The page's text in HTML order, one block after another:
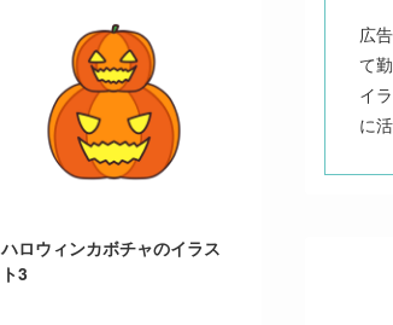
ハロウィンカボチャのイラス
ト3
広
て
イ
に